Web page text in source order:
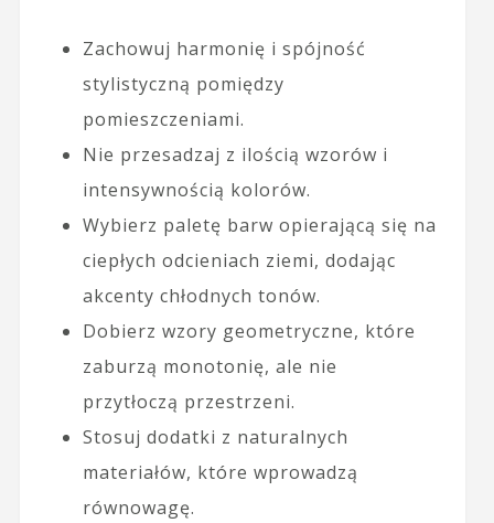
Zachowuj harmonię i spójność
stylistyczną pomiędzy
pomieszczeniami.
Nie przesadzaj z ilością wzorów i
intensywnością kolorów.
Wybierz paletę barw opierającą się na
ciepłych odcieniach ziemi, dodając
akcenty chłodnych tonów.
Dobierz wzory geometryczne, które
zaburzą monotonię, ale nie
przytłoczą przestrzeni.
Stosuj dodatki z naturalnych
materiałów, które wprowadzą
równowagę.